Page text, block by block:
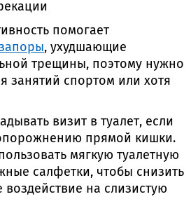
помогает
, ухудшающие
трещины, поэтому нужно
занятий спортом или хотя
визит в туалет, если
прямой кишки.
мягкую туалетную
салфетки, чтобы снизить
воздействие на слизистую